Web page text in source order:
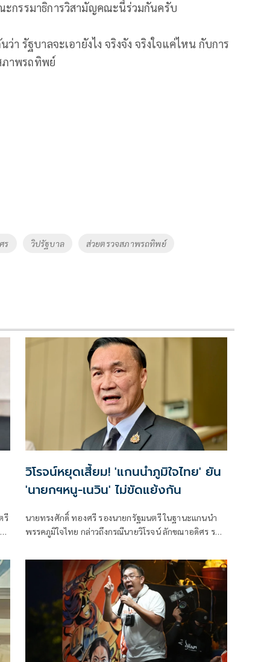
กรรมาธิการวิสามัญคณะนี้ร่วมกันครับ
รัฐบาลจะเอายังไง จริงจัง จริงใจแค่ไหน กับการ
าพรถทิพย์
ร วิปรัฐบาล ส่วยตรวจสภาพรถทิพย์
รี
วิโรจน์หยุดเสี้ยม! 'แกนนำภูมิใจไทย' ยัน
'นายกฯหนู-เนวิน' ไม่ขัดแย้งกัน
นายทรงศักดิ์ ทองศรี รองนายกรัฐมนตรี ในฐานะแกนนำ
พรรคภูมิใจไทย กล่าวถึงกรณีนายวิโรจน์ ลักขณาอดิศร รอง
กระทรวงมหาดไทยที่เป็นความขัดแย้งระหว่าง 2 น. คือ
นายอนุทิน ชาญวีรกูล